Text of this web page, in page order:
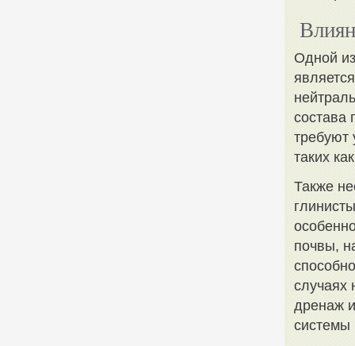
Одной
состава
требуют
таких
Также
почвы,
случаях
дренаж
системы